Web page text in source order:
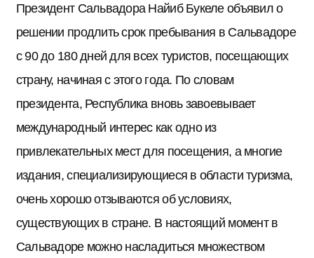
Президент Сальвадора Найиб Букеле объявил о
решении продлить срок пребывания в Сальвадоре
с 90 до 180 дней для всех туристов, посещающих
страну, начиная с этого года. По словам
президента, Республика вновь завоевывает
международный интерес как одно из
привлекательных мест для посещения, а многие
издания, специализирующиеся в области туризма,
очень хорошо отзываются об условиях,
существующих в стране. В настоящий момент в
Сальвадоре можно насладиться множеством